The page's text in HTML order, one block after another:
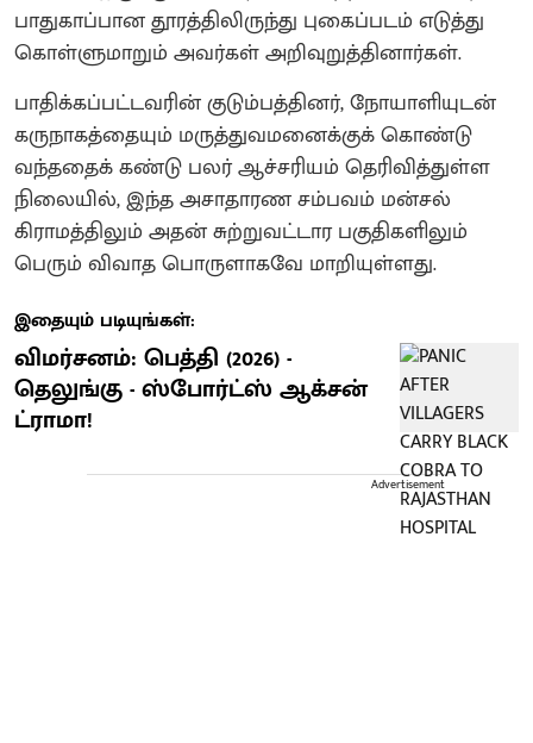
பாதுகாப்பான தூரத்திலிருந்து புகைப்படம் எடுத்து
கொள்ளுமாறும் அவர்கள் அறிவுறுத்தினார்கள்.
பாதிக்கப்பட்டவரின் குடும்பத்தினர், நோயாளியுடன்
கருநாகத்தையும் மருத்துவமனைக்குக் கொண்டு
வந்ததைக் கண்டு பலர் ஆச்சரியம் தெரிவித்துள்ள
நிலையில், இந்த அசாதாரண சம்பவம் மன்சல்
கிராமத்திலும் அதன் சுற்றுவட்டார பகுதிகளிலும்
பெரும் விவாத பொருளாகவே மாறியுள்ளது.
இதையும் படியுங்கள்:
விமர்சனம்: பெத்தி (2026) -
தெலுங்கு - ஸ்போர்ட்ஸ் ஆக்சன்
ட்ராமா!
Advertisement